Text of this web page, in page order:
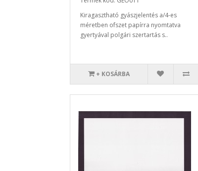
Kiragasztható gyászjelentés a/4-es
méretben ofszet papírra nyomtatva
gyertyával polgári szertartás s..
+ KOSÁRBA